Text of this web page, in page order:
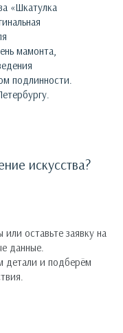
«Шкатулка
мамонта,
подлинности.
искусства?
оставьте заявку на
данные.
детали и подберём